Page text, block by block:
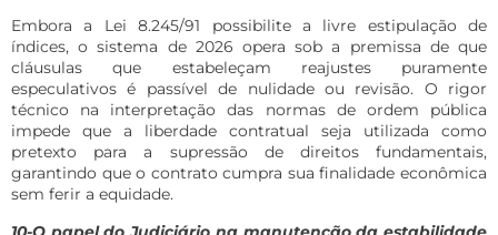
Embora a Lei 8.245/91 possibilite a livre estipulação de
índices, o sistema de 2026 opera sob a premissa de que
cláusulas que estabeleçam reajustes puramente
especulativos é passível de nulidade ou revisão. O rigor
técnico na interpretação das normas de ordem pública
impede que a liberdade contratual seja utilizada como
pretexto para a supressão de direitos fundamentais,
garantindo que o contrato cumpra sua finalidade econômica
sem ferir a equidade.